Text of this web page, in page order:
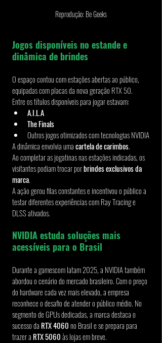
Reprodução: Be Geeks
Jogos disponíveis no estande e
dinâmica de brindes
O espaço contou com estações abertas ao público,
equipadas com placas da nova geração RTX 50.
Entre os títulos disponíveis para jogar estavam:
A.I.L.A
The Finals
Outros jogos otimizados com tecnologias NVIDIA
A dinâmica envolvia uma cartela de carimbos.
Ao completar as jogatinas nas estações indicadas, os
visitantes podiam trocar por brindes exclusivos da
marca.
A ação gerou filas constantes e incentivou o público a
testar diferentes experiências com Ray Tracing e
DLSS ativados.
NVIDIA estuda soluções mais
acessíveis para o Brasil
Durante a gamescom latam 2025, a NVIDIA também
abordou o cenário do mercado brasileiro. Com o preço
do hardware cada vez mais elevado, a empresa
reconhece o desafio de atender o público médio. No
segmento de GPUs dedicadas, a marca destaca o
sucesso da RTX 4060 no Brasil e se prepara para
trazer a RTX 5060 às lojas em breve.